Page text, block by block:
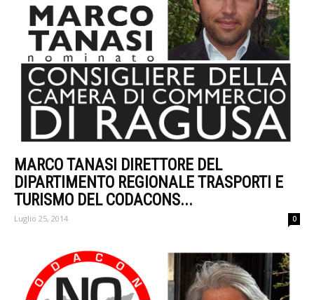
MARCO TANASI DIRETTORE DEL
DIPARTIMENTO REGIONALE TRASPORTI E
TURISMO DEL CODACONS...
Luglio 25, 2014 0